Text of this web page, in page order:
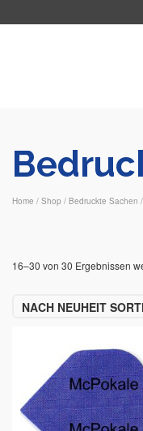
Home / Shop / Bedruckte Sachen /
16–30 von 30 Ergebnissen
NACH NEUHEIT